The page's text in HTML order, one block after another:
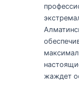
жаждет